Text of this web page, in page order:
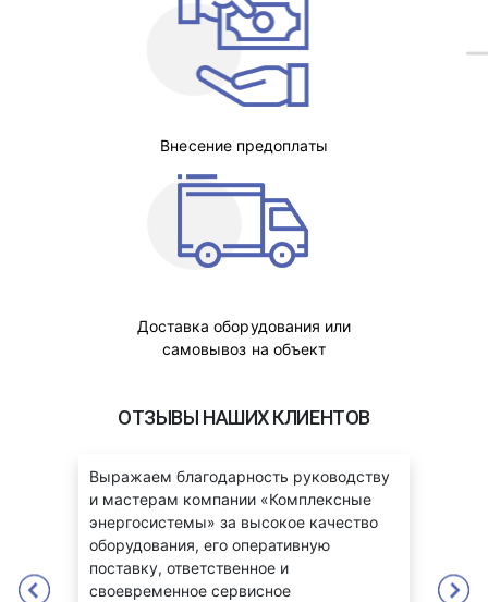
Внесение предоплаты
Доставка оборудования или
самовывоз на объект
ОТЗЫВЫ НАШИХ КЛИЕНТОВ
Выражаем благодарность руководству
и мастерам компании «Комплексные
энергосистемы» за высокое качество
оборудования, его оперативную
поставку, ответственное и
своевременное сервисное